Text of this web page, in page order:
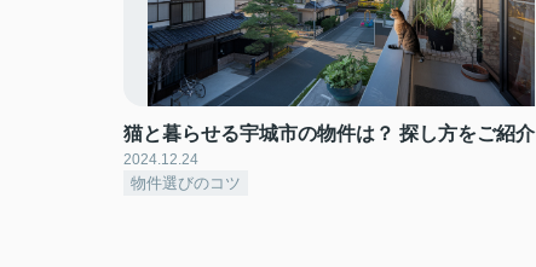
猫と暮らせる宇城市の物件は？ 探し方をご紹介
2024.12.24
物件選びのコツ